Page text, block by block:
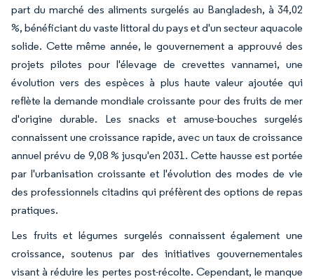
part du marché des aliments surgelés au Bangladesh, à 34,02
%, bénéficiant du vaste littoral du pays et d'un secteur aquacole
solide. Cette même année, le gouvernement a approuvé des
projets pilotes pour l'élevage de crevettes vannamei, une
évolution vers des espèces à plus haute valeur ajoutée qui
reflète la demande mondiale croissante pour des fruits de mer
d'origine durable. Les snacks et amuse-bouches surgelés
connaissent une croissance rapide, avec un taux de croissance
annuel prévu de 9,08 % jusqu'en 2031. Cette hausse est portée
par l'urbanisation croissante et l'évolution des modes de vie
des professionnels citadins qui préfèrent des options de repas
pratiques.
Les fruits et légumes surgelés connaissent également une
croissance, soutenus par des initiatives gouvernementales
visant à réduire les pertes post-récolte. Cependant, le manque